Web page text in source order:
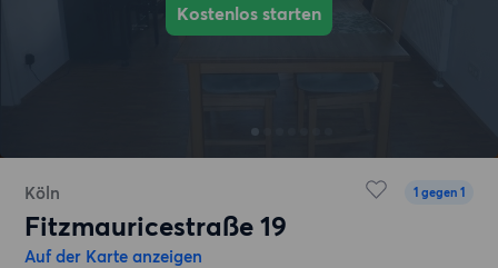
Kostenlos starten
Köln 1 gegen 1
Fitzmauricestraße 19
Auf der Karte anzeigen